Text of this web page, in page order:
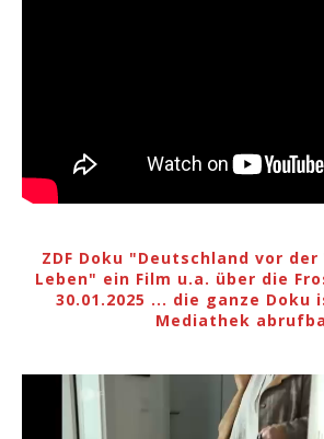
ZDF Doku "Deutschland vor
Leben" ein Film u.a. über die
30.01.2025 ... die ganze Doku
Mediathek